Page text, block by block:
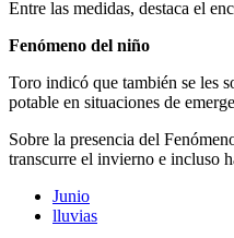
Entre las medidas, destaca el
Fenómeno del niño
Toro indicó que también se les
potable en situaciones de
Sobre la presencia del
transcurre el invierno e incluso
Junio
lluvias